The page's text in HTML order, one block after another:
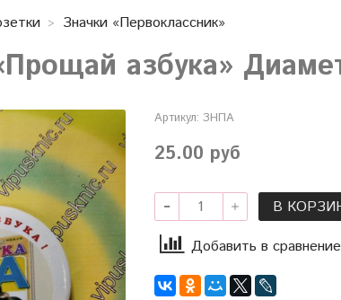
Значки «Первоклассник»
азбука»
Артикул: ЗНПА
25.00 руб
В
Добавить в сравнение